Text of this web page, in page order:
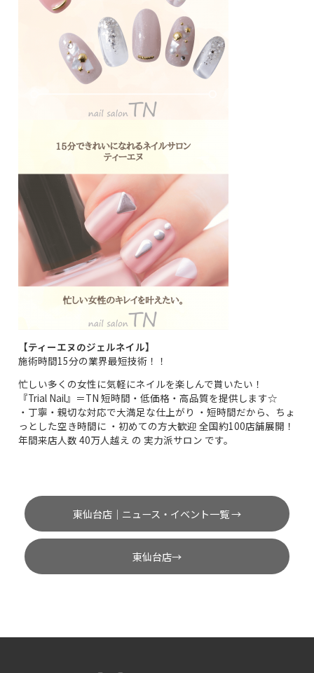
【ティーエヌのジェルネイル】
施術時間15分の業界最短技術！！
忙しい多くの女性に気軽にネイルを楽しんで貰いたい！
『Trial Nail』＝TN 短時間・低価格・高品質を提供します☆
・丁寧・親切な対応で大満足な仕上がり ・短時間だから、ちょ
っとした空き時間に ・初めての方大歓迎 全国約100店舗展開！
年間来店人数 40万人越え の 実力派サロン です。
東仙台店｜ニュース・イベント一覧 →
東仙台店→